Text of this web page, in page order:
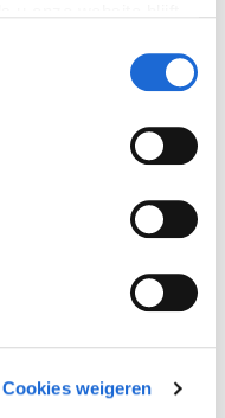
Cookies weigeren